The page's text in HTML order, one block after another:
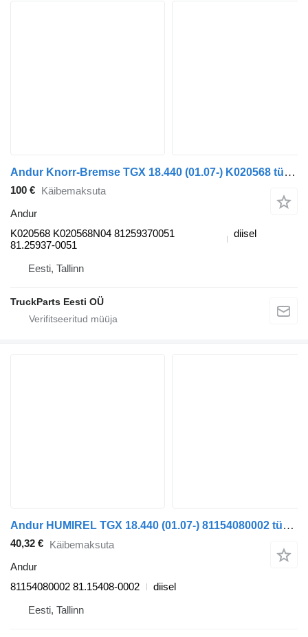
Andur Knorr-Bremse TGX 18.440 (01.07-) K020568 tüübi jaoks veoauto MAN TGL, TGM, TGS, TGX (2005-2021)
100 € Käibemaksuta
Andur
K020568 K020568N04 81259370051
81.25937-0051
diisel
Eesti, Tallinn
TruckParts Eesti OÜ
Andur HUMIREL TGX 18.440 (01.07-) 81154080002 tüübi jaoks sadulveoki MAN TGL, TGM, TGS, TGX (2005-2021)
40,32 € Käibemaksuta
Andur
81154080002 81.15408-0002
diisel
Eesti, Tallinn